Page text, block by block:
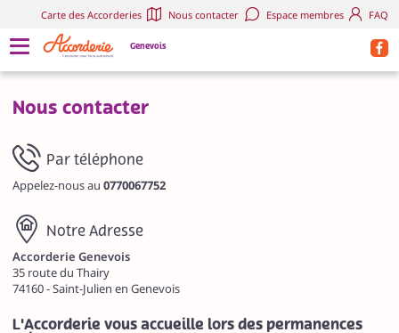
Genevois
Carte des Accorderies Nous contacter Espace membres FAQ
Nous contacter
Par téléphone
Appelez-nous au 0770067752
Notre Adresse
Accorderie Genevois
35 route du Thairy
74160 - Saint-Julien en Genevois
L'Accorderie vous accueille lors des permanences